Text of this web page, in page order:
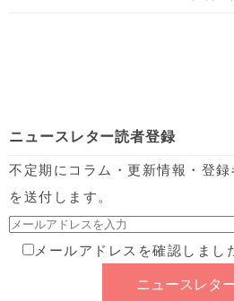
ニュースレター読者登録
不定期にコラム・更新情報・登
を送付します。
メールアドレスを確認しまし